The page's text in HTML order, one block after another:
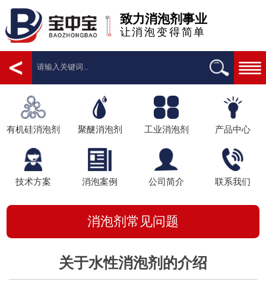
致力消泡剂事业
让消泡变得简单
有机硅消泡剂 聚醚消泡剂 工业消泡剂 产品中心
技术方案 消泡案例 公司简介 联系我们
消泡剂常见问题
关于水性消泡剂的介绍